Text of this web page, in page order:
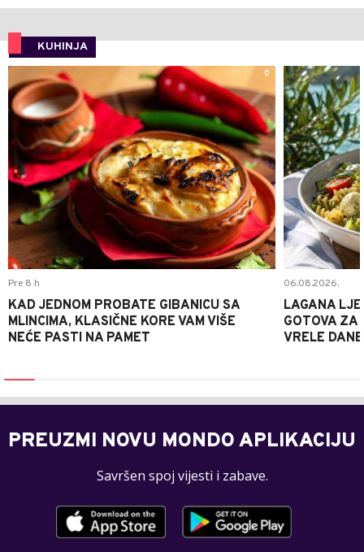
KUHINJA
0
Pre 8 h
KAD JEDNOM PROBATE GIBANICU SA
MLINCIMA, KLASIČNE KORE VAM VIŠE
NEĆE PASTI NA PAMET
06.08.2026.
LAGANA
GOTOVA ZA
VRELE DANE
PREUZMI NOVU MONDO APLIKACIJU
Savršen spoj vijesti i zabave.